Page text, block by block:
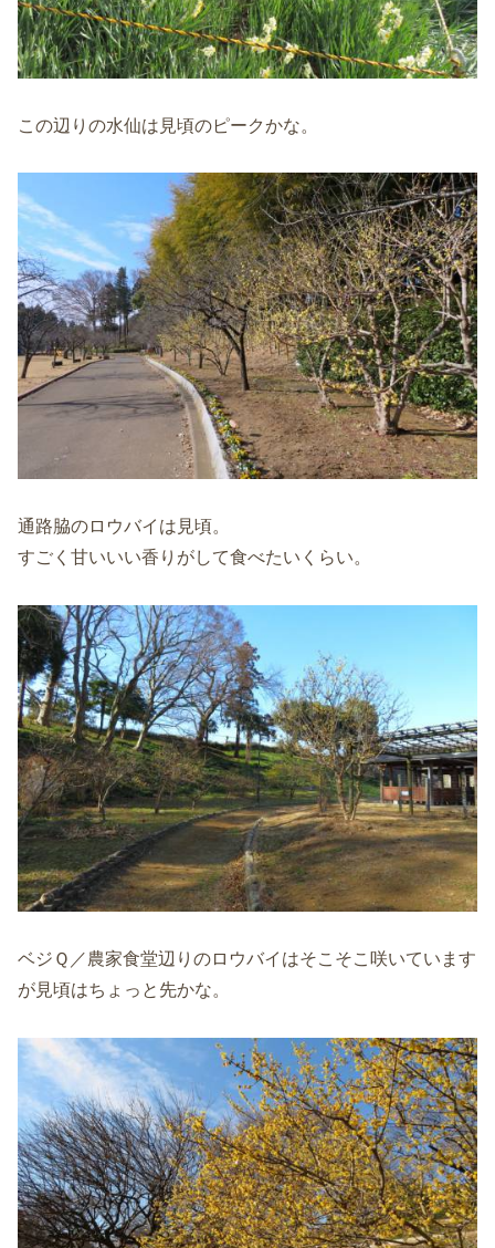
この辺りの水仙は見頃のピークかな。
通路脇のロウバイは見頃。
すごく甘いいい香りがして食べたいくらい。
ベジＱ／農家食堂辺りのロウバイはそこそこ咲いています
が見頃はちょっと先かな。